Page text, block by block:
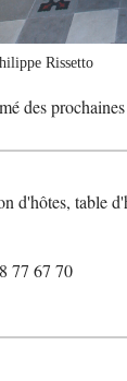
Rissetto
des
d'hôtes, table
77 67 70